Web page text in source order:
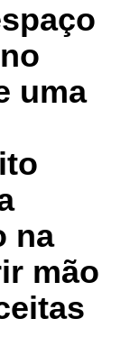
uma
na
mão